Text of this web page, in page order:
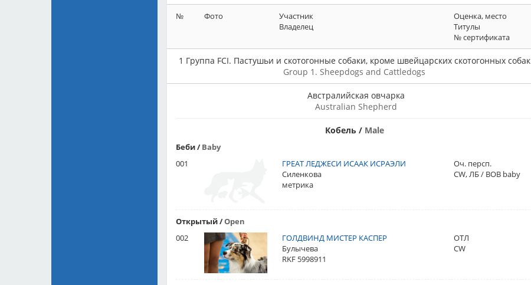
№ Фото
Участник
Владелец
Оценка, место
Титулы
№ сертификата
1 Группа FCI. Пастушьи и скотогонные собаки, кроме швейцарских скотогонных собак
Group 1. Sheepdogs and Cattledogs
Австралийская овчарка
Australian Shepherd
Кобель / Male
Беби/Baby
001
Оч. персп.
CW, ЛБ / BOB baby
ГРЕАТ ЛЕДЖЕСИ ИСААК ИСРАЭЛИ
Силенкова
метрика
Открытый/Open
002
ОТЛ
CW
ГОЛДВИНД МИСТЕР КАСПЕР
Булычева
RKF 5998911